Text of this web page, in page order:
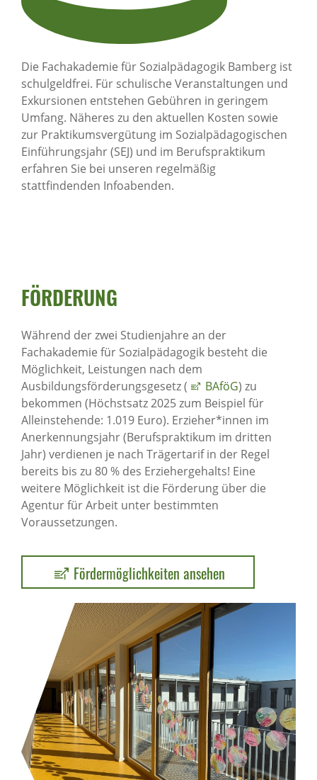
Die Fachakademie für Sozialpädagogik Bamberg ist
schulgeldfrei. Für schulische Veranstaltungen und
Exkursionen entstehen Gebühren in geringem
Umfang. Näheres zu den aktuellen Kosten sowie
zur Praktikumsvergütung im Sozialpädagogischen
Einführungsjahr (SEJ) und im Berufspraktikum
erfahren Sie bei unseren regelmäßig
stattfindenden Infoabenden.
FÖRDERUNG
Während der zwei Studienjahre an der
Fachakademie für Sozialpädagogik besteht die
Möglichkeit, Leistungen nach dem
Ausbildungsförderungsgesetz (
BAföG) zu
bekommen (Höchstsatz 2025 zum Beispiel für
Alleinstehende: 1.019 Euro). Erzieher*innen im
Anerkennungsjahr (Berufspraktikum im dritten
Jahr) verdienen je nach Trägertarif in der Regel
bereits bis zu 80 % des Erziehergehalts! Eine
weitere Möglichkeit ist die Förderung über die
Agentur für Arbeit unter bestimmten
Voraussetzungen.
Fördermöglichkeiten ansehen